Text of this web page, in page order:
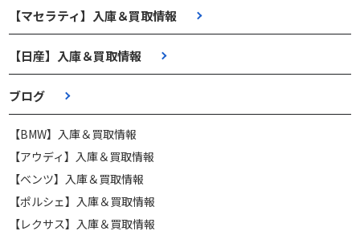
【マセラティ】入庫＆買取情報
【日産】入庫＆買取情報
ブログ
【BMW】入庫＆買取情報
【アウディ】入庫＆買取情報
【ベンツ】入庫＆買取情報
【ポルシェ】入庫＆買取情報
【レクサス】入庫＆買取情報